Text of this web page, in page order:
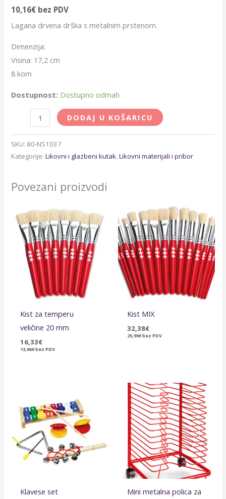
10,16€ bez PDV
Lagana drvena drška s metalnim prstenom.
Dimenzija:
Visina: 17,2 cm
8 kom
Dostupnost: Dostupno odmah
DODAJ U KOŠARICU
SKU: 80-NS1037
Kategorije:Likovni i glazbeni kutak,Likovni materijali i pribor
Povezani proizvodi
Kist za temperu
veličine 20 mm
16,33€
13,06€bez PDV
Kist MIX
32,38€
25,90€bez PDV
Klavese set
Mini metalna polica za